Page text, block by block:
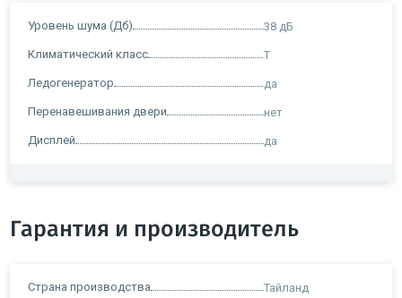
Уровень шума (Дб) 38 дБ
Климатический класс Т
Ледогенератор да
Перенавешивания двери нет
Дисплей да
Гарантия и производитель
Страна производства Тайланд